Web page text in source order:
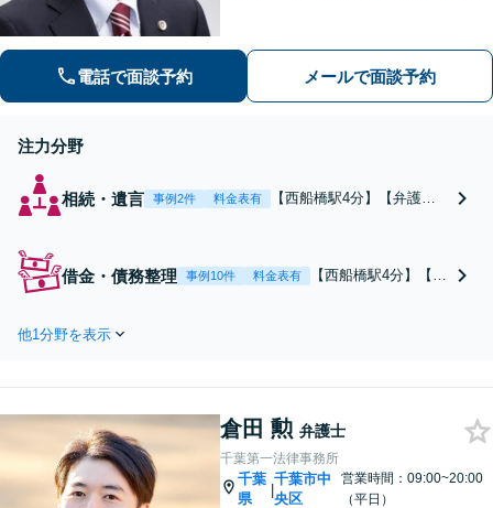
親身にサポートし解決へ。【企業勤め
経験有の弁護士】
電話で面談予約 メールで面談予約
注力分野
相続・遺言 事例2件 料金表有
【西船橋駅4分】【弁護士
成／遺留分請求など幅広く
対応します。家族間のトラ
借金・債務整理 事例10件 料金表有
【西船橋駅4分】【弁
ならお任せくださ
意整理／個人再生／
過払金】家族に知ら
れたくない方への対
応も可【破産管財人
他1分野を表示
倉田 勲 弁護士
千葉第一法律事務所
千葉
県
|
千葉市中
央区
営業時間：09:00~20:00
（平日）